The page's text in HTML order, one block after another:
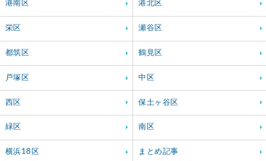
港南区 港北区
栄区 瀬谷区
都筑区 鶴見区
戸塚区 中区
西区 保土ヶ谷区
緑区 南区
横浜18区 まとめ記事